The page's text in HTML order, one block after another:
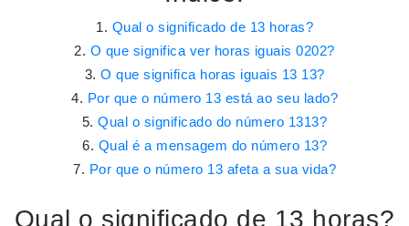
Qual o significado de 13 horas?
O que significa ver horas iguais 0202?
O que significa horas iguais 13 13?
Por que o número 13 está ao seu lado?
Qual o significado do número 1313?
Qual é a mensagem do número 13?
Por que o número 13 afeta a sua vida?
Qual o significado de 13 horas?